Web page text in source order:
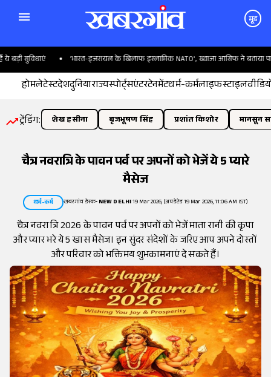
मूड
सुविधाएं 'भारत-इजरायल के खिलाफ इस्लामिक NATO', ख्वाजा आसिफ ने बताया
होमलेटेस्टदेशदुनियाराज्यस्पोर्ट्सएंटरटेनमेंटधर्म-कर्मलाइफस्टाइल
ट्रेंडिंग: शेख हसीना बृजभूषण सिंह प्रशांत किशोर मानसून
चैत्र नवरात्रि के पावन पर्व पर अपनों को भेजें ये 5 प्यारे
मैसेज
धर्म-कर्म खबरगांव डेस्क•NEW DELHI19 Mar 2026, (अपडेटेड 19 Mar 2026, 11:06 AM IST)
चैत्र नवरात्रि 2026 के पावन पर्व पर अपनों को भेजें माता रानी की कृपा
और प्यार भरे ये 5 खास मैसेज। इन सुंदर संदेशों के जरिए आप अपने दोस्तों
और परिवार को भक्तिमय शुभकामनाएं दे सकते हैं।